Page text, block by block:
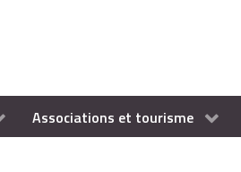
Associations et tourisme